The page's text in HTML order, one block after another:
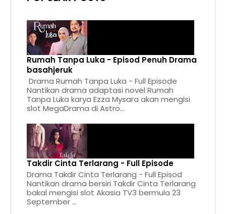
Rumah Tanpa Luka - Episod Penuh Drama
basahjeruk
Drama Rumah Tanpa Luka - Full Episode
Nantikan drama adaptasi novel Rumah
Tanpa Luka karya Ezza Mysara akan mengisi
slot MegaDrama di Astro...
Takdir Cinta Terlarang - Full Episode
Drama Takdir Cinta Terlarang - Full Episod
Nantikan drama bersiri Takdir Cinta Terlarang
bakal mengisi slot Akasia TV3 bermula 23
September ...